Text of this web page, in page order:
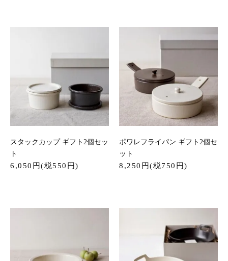
スタックカップ ギフト2個セッ
ト
6,050円(税550円)
ポワレフライパン ギフト2個セ
ット
8,250円(税750円)